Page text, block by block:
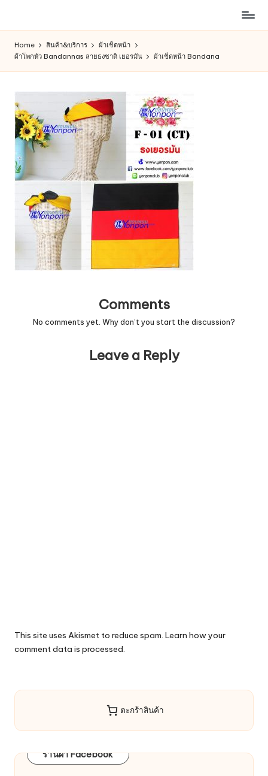
content
สินค้า
คน
รัก
การ
ช็อป
Home สินค้า&บริการ
ผ้าเช็ดหน้า
ผ้าโพกหัว Bandannas ลายธงชาติ เยอรมัน
ผ้าเช็ดหน้า Bandana
Comments
No comments yet. Why don’t you start the discussion?
Leave a Reply
This site uses Akismet to reduce spam. Learn how your
comment data is processed.
ตะกร้าสินค้า
ร้านผ้า Facebook